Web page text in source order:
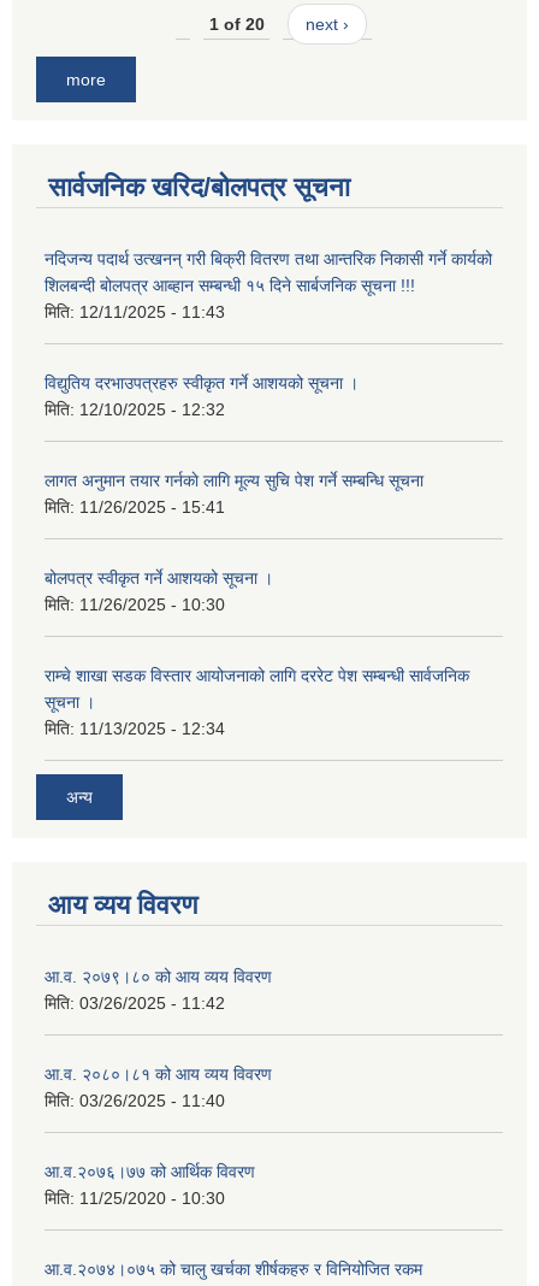
1 of 20 next ›
more
सार्वजनिक खरिद/बोलपत्र सूचना
नदिजन्य पदार्थ उत्खनन् गरी बिक्री वितरण तथा आन्तरिक निकासी गर्ने कार्यको
शिलबन्दी बोलपत्र आब्हान सम्बन्धी १५ दिने सार्बजनिक सूचना !!!
मिति: 12/11/2025 - 11:43
विद्युतिय दरभाउपत्रहरु स्वीकृत गर्ने आशयको सूचना ।
मिति: 12/10/2025 - 12:32
लागत अनुमान तयार गर्नकाे लागि मूल्य सुचि पेश गर्ने सम्बन्धि सूचना
मिति: 11/26/2025 - 15:41
बोलपत्र स्वीकृत गर्ने आशयको सूचना ।
मिति: 11/26/2025 - 10:30
राम्चे शाखा सडक विस्तार आयोजनाको लागि दररेट पेश सम्बन्धी सार्वजनिक
सूचना ।
मिति: 11/13/2025 - 12:34
अन्य
आय व्यय विवरण
आ.व. २०७९।८० को आय व्यय विवरण
मिति: 03/26/2025 - 11:42
आ.व. २०८०।८१ को आय व्यय विवरण
मिति: 03/26/2025 - 11:40
आ.व.२०७६।७७ को आर्थिक विवरण
मिति: 11/25/2020 - 10:30
आ.व.२०७४।०७५ को चालु खर्चका शीर्षकहरु र विनियोजित रकम